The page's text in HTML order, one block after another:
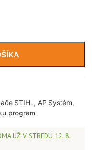
STIHL , AP Systém,
program
UŽ V STREDU 12. 8.